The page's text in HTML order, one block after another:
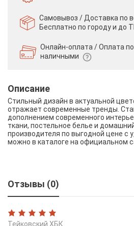
Самовывоз / Доставка по
Бесплатно по городу и до
Онлайн-оплата / Оплата
наличными
Описание
Стильный дизайн в актуальной
отражает современные тренды.
дополнением современного
ткани, постельное белье и
производителя по выгодной цене с
можно в каталоге на официальном
Отзывы (0)
Тейковский ХБК